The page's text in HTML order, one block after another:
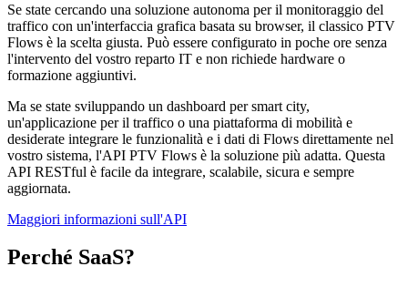
Se state cercando una soluzione autonoma per il monitoraggio del
traffico con un'interfaccia grafica basata su browser, il classico PTV
Flows è la scelta giusta. Può essere configurato in poche ore senza
l'intervento del vostro reparto IT e non richiede hardware o
formazione aggiuntivi.
Ma se state sviluppando un dashboard per smart city,
un'applicazione per il traffico o una piattaforma di mobilità e
desiderate integrare le funzionalità e i dati di Flows direttamente nel
vostro sistema, l'API PTV Flows è la soluzione più adatta. Questa
API RESTful è facile da integrare, scalabile, sicura e sempre
aggiornata.
Maggiori informazioni sull'API
Perché SaaS?